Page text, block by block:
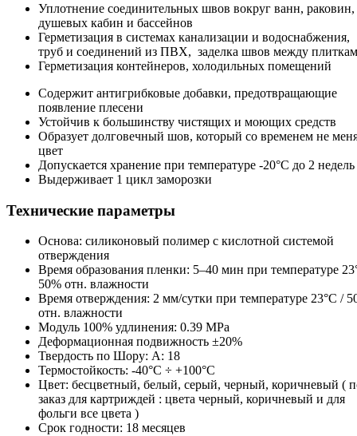
Уплотнение соединительных швов вокруг ванн, раковин,
душевых кабин и бассейнов
Герметизация в системах канализации и водоснабжения,
труб и соединений из ПВХ, заделка швов между
Герметизация контейнеров, холодильных помещений
Содержит антигрибковые добавки, предотвращающие
появление плесени
Устойчив к большинству чистящих и моющих средств
Образует долговечный шов, который со временем не
цвет
Допускается хранение при температуре -20°C до 2 недель
Выдерживает 1 цикл заморозки
Технические параметры
Основа: силиконовый полимер с кислотной системой
отверждения
Время образования пленки: 5–40 мин при температуре
50% отн. влажности
Время отверждения: 2 мм/сутки при температуре 23°C /
отн. влажности
Модуль 100% удлинения: 0.39 MPa
Деформационная подвижность ±20%
Твердость по Шору: A: 18
Термостойкость: -40°C ÷ +100°C
Цвет: бесцветный, белый, серый, черный, коричневый (
заказ для картриждей : цвета черный, коричневый и для
фольги все цвета )
Срок годности: 18 месяцев